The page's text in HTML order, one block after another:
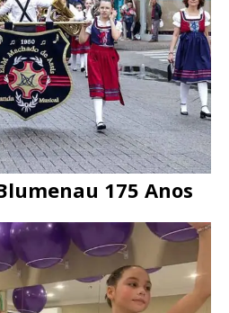
175 Anos